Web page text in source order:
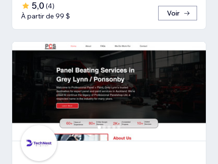
5,0 (4)
À partir de 99 $
Voir